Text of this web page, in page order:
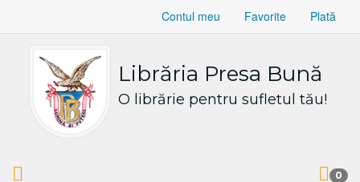
Contul meu Favorite Plată
Librăria Presa Bună
O librărie pentru sufletul tău!
0